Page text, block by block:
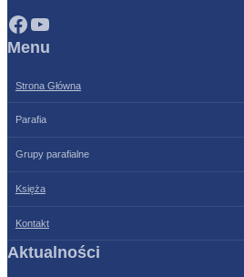
Facebook YouTube
Menu
Strona Główna
Parafia
Grupy parafialne
Księża
Kontakt
Aktualności